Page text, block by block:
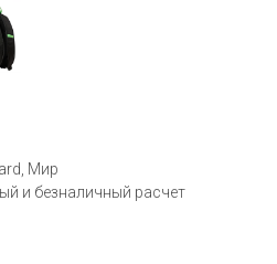
Мир
и безналичный расчет